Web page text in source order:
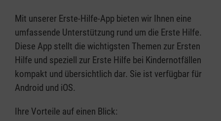
Mit unserer Erste-Hilfe-App bieten wir Ihnen eine
umfassende Unterstützung rund um die Erste Hilfe.
Diese App stellt die wichtigsten Themen zur Ersten
Hilfe und speziell zur Erste Hilfe bei Kindernotfällen
kompakt und übersichtlich dar. Sie ist verfügbar für
Android und iOS.
Ihre Vorteile auf einen Blick: